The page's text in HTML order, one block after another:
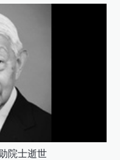
院士逝世